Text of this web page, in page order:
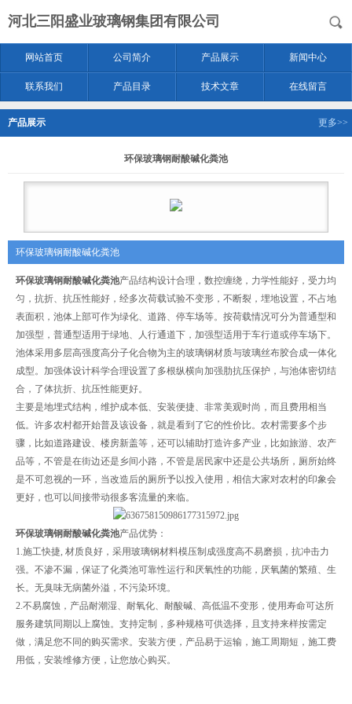
河北三阳盛业玻璃钢集团有限公司
网站首页 公司简介 产品展示 新闻中心
联系我们 产品目录 技术文章 在线留言
产品展示 更多>>
环保玻璃钢耐酸碱化粪池
环保玻璃钢耐酸碱化粪池
环保玻璃钢耐酸碱化粪池产品结构设计合理，数控缠绕，力学性能好，受力均
匀，抗折、抗压性能好，经多次荷载试验不变形，不断裂，埋地设置，不占地
表面积，池体上部可作为绿化、道路、停车场等。按荷载情况可分为普通型和
加强型，普通型适用于绿地、人行通道下，加强型适用于车行道或停车场下。
池体采用多层高强度高分子化合物为主的玻璃钢材质与玻璃丝布胶合成一体化
成型。加强体设计科学合理设置了多根纵横向加强肋抗压保护，与池体密切结
合，了体抗折、抗压性能更好。
主要是地埋式结构，维护成本低、安装便捷、非常美观时尚，而且费用相当
低。许多农村都开始普及该设备，就是看到了它的性价比。农村需要多个步
骤，比如道路建设、楼房新盖等，还可以辅助打造许多产业，比如旅游、农产
品等，不管是在街边还是乡间小路，不管是居民家中还是公共场所，厕所始终
是不可忽视的一环，当改造后的厕所予以投入使用，相信大家对农村的印象会
更好，也可以间接带动很多客流量的来临。
环保玻璃钢耐酸碱化粪池产品优势：
1.施工快捷, 材质良好，采用玻璃钢材料模压制成强度高不易磨损，抗冲击力
强。不渗不漏，保证了化粪池可靠性运行和厌氧性的功能，厌氧菌的繁殖、生
长。无臭味无病菌外溢，不污染环境。
2.不易腐蚀，产品耐潮湿、耐氧化、耐酸碱、高低温不变形，使用寿命可达所
服务建筑同期以上腐蚀。支持定制，多种规格可供选择，且支持来样按需定
做，满足您不同的购买需求。安装方便，产品易于运输，施工周期短，施工费
用低，安装维修方便，让您放心购买。